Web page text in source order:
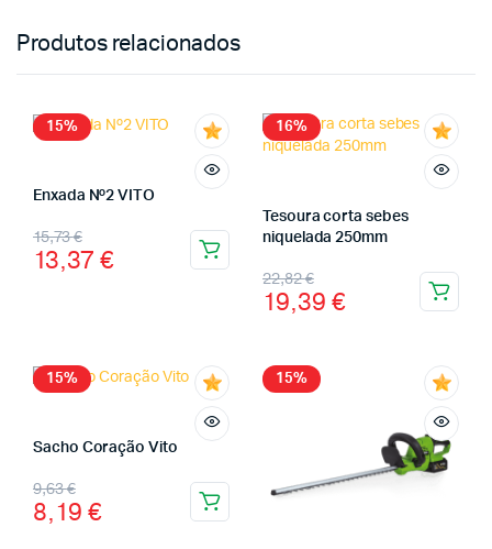
Produtos relacionados
15%
Enxada Nº2 VITO
15,73€
13,37 €
16%
Tesoura corta sebes
niquelada 250mm
22,82€
19,39 €
15%
Sacho Coração Vito
9,63€
8,19 €
15%